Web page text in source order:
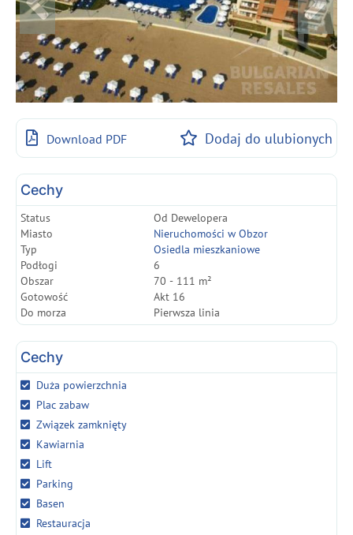
Download PDF Dodaj do ulubionych
Cechy
Status
Od Dewelopera
Miasto
Nieruchomości w Obzor
Typ
Osiedla mieszkaniowe
Podłogi
6
Obszar
70 - 111 m²
Gotowość
Akt 16
Do morza
Pierwsza linia
Cechy
Duża powierzchnia
Plac zabaw
Związek zamknięty
Kawiarnia
Lift
Parking
Basen
Restauracja